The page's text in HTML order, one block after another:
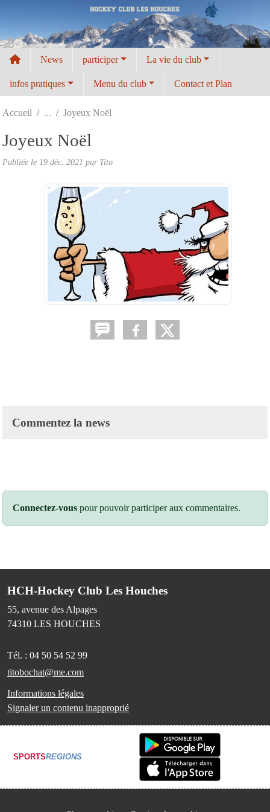
News participer La vie du club
infos pratiques Menu du club Contact et Plan
Accueil Joyeux Noël
Joyeux Noël
Publiée le 19 déc. 2021 par Tito
Commentez la news
Connectez-vous pour pouvoir participer aux commentaires.
HCH-Hockey Club Les Houches
55, avenue des Alpages
74310 LES HOUCHES
Tél. : 04 50 54 52 99
titobochat@me.com
Informations légales
Signaler un contenu inapproprié
SPORTSREGIONS
Panneau de gestion des cookies